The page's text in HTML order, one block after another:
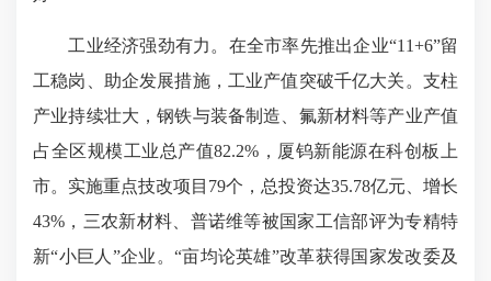
工业经济强劲有力。在全市率先推出企业“11+6”留
工稳岗、助企发展措施，工业产值突破千亿大关。支柱
产业持续壮大，钢铁与装备制造、氟新材料等产业产值
占全区规模工业总产值82.2%，厦钨新能源在科创板上
市。实施重点技改项目79个，总投资达35.78亿元、增长
43%，三农新材料、普诺维等被国家工信部评为专精特
新“小巨人”企业。“亩均论英雄”改革获得国家发改委及